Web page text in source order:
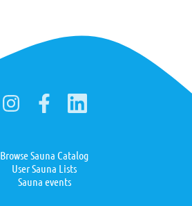
Browse Sauna Catalog
User Sauna Lists
Sauna events